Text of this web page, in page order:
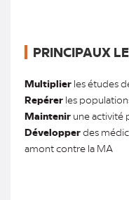
PRINCIPAUX
Multiplier les études
Repérer les
Maintenir une activité
Développerdes
amont contre la MA